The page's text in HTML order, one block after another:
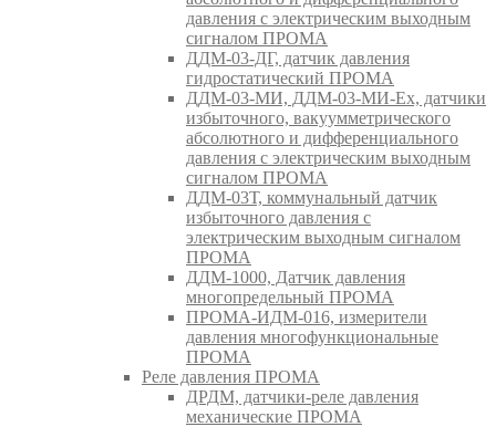
давления с электрическим выходным
сигналом ПРОМА
ДДМ-03-ДГ, датчик давления
гидростатический ПРОМА
ДДМ-03-МИ, ДДМ-03-МИ-Ех, датчики
избыточного, вакуумметрического
абсолютного и дифференциального
давления с электрическим выходным
сигналом ПРОМА
ДДМ-03Т, коммунальный датчик
избыточного давления с
электрическим выходным сигналом
ПРОМА
ДДМ-1000, Датчик давления
многопредельный ПРОМА
ПРОМА-ИДМ-016, измерители
давления многофункциональные
ПРОМА
Реле давления ПРОМА
ДРДМ, датчики-реле давления
механические ПРОМА